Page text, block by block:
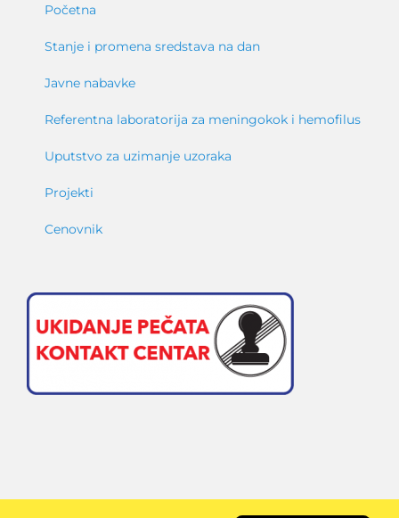
Početna
Stanje i promena sredstava na dan
Javne nabavke
Referentna laboratorija za meningokok i hemofilus
Uputstvo za uzimanje uzoraka
Projekti
Cenovnik